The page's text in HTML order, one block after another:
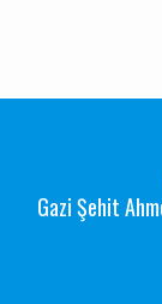
Gazi Şehit